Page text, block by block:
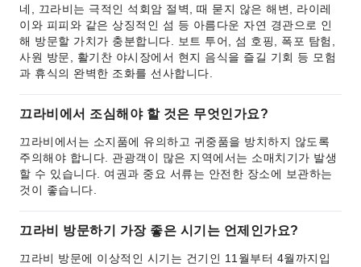
네, 끄라비는 극적인 석회암 절벽, 때 묻지 않은 해변, 라이레
이와 피피와 같은 상징적인 섬 등 아름다운 자연 경관으로 인
해 방문할 가치가 충분합니다. 보트 투어, 섬 호핑, 폭포 탐험,
사원 방문, 활기찬 야시장에서 현지 음식을 즐길 기회 등 모험
과 휴식의 완벽한 조화를 선사합니다.
끄라비에서 조심해야 할 것은 무엇인가요?
끄라비에서는 소지품에 유의하고 귀중품을 방치하지 않도록
주의해야 합니다. 관광객이 많은 지역에서는 소매치기가 발생
할 수 있습니다. 여권과 중요 서류는 안전한 장소에 보관하는
것이 좋습니다.
끄라비 방문하기 가장 좋은 시기는 언제인가요?
끄라비 방문에 이상적인 시기는 건기인 11월부터 4월까지입